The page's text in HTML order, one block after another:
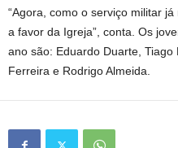
“Agora, como o serviço militar
a favor da Igreja”, conta. Os
ano são: Eduardo Duarte,
Ferreira e Rodrigo Almeida.